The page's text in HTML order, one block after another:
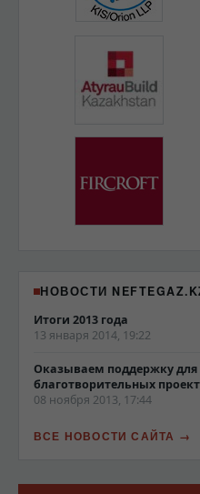
НОВОСТИ
Итоги 2013 года
13 января 2014, 19:22
Оказываем поддержку
благотворительных
08 ноября 2013, 17:44
ВСЕ НОВОСТИ САЙТА